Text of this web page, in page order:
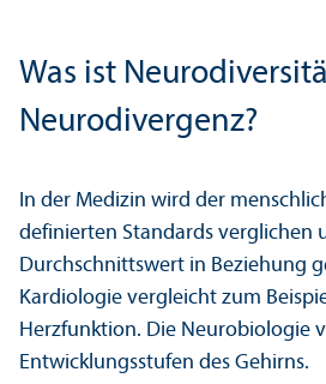
Was ist
Neurodivergenz?
In der Medizin wird der
definierten Standards verglichen
Durchschnitts­wert in Beziehung
Kardiologie vergleicht zum
Herzfunktion. Die Neurobiologie
Entwicklungs­stufen des Gehirns.